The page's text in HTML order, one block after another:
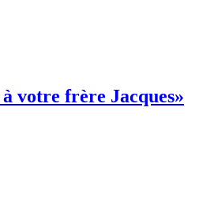
votre frère Jacques»